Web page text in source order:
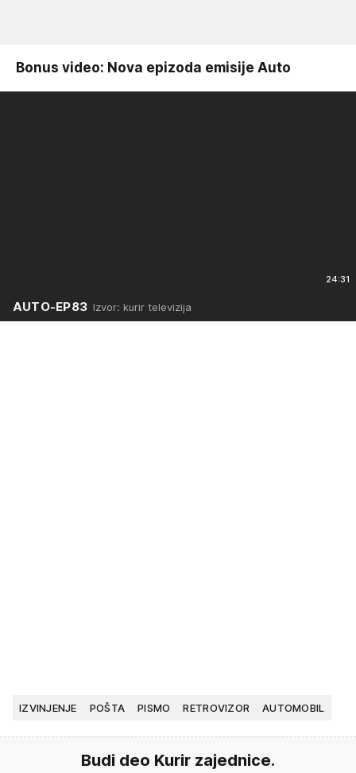
Bonus video: Nova epizoda emisije Auto
24:31
AUTO-EP83 Izvor: kurir televizija
IZVINJENJE POŠTA PISMO RETROVIZOR AUTOMOBIL
Budi deo Kurir zajednice.